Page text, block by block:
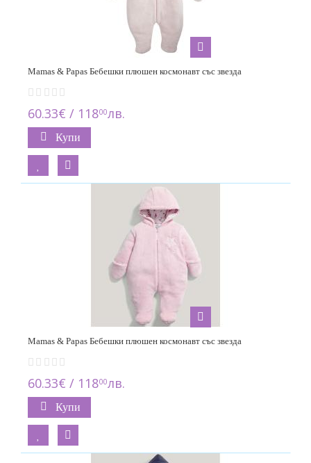
Mamas & Papas Бебешки плюшен космонавт със звезда
60.33€ / 11800лв.
Купи
Mamas & Papas Бебешки плюшен космонавт със звезда
60.33€ / 11800лв.
Купи